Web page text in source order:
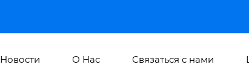
Новости О Hас Связаться с нами